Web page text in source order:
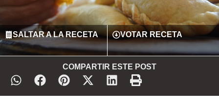
SALTAR A LA RECETA VOTAR RECETA
COMPARTIR ESTE POST